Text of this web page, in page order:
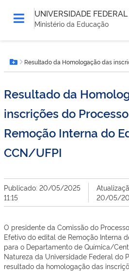
UNIVERSIDADE
Ministério da Educação
está
aqui:Botão Menu
Resultado da Homologação das
Resultado da
inscrições do
Remoção Interna do
CCN/UFPI
Publicado: 20/05/2025
11:15
20/05/
O presidente da Comissão do
Efetivo do edital de Remoção Interna
para o Departamento de Química/
Natureza da Universidade Federal do
resultado da homologação das